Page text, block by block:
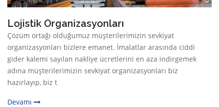
Lojistik Organizasyonları
Çözüm ortağı olduğumuz müşterilerimizin sevkiyat
organizasyonları bizlere emanet. İmalatlar arasında ciddi
gider kalemi sayılan nakliye ücretlerini en aza indirgemek
adına müşterilerimizin sevkiyat organizasyonları biz
hazırlayıp, biz t
Devamı